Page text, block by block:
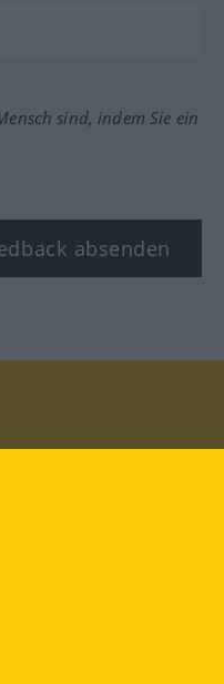
sind, indem Sie ein
absenden